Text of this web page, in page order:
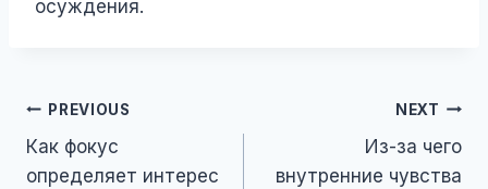
осуждения.
PREVIOUS
Как фокус
определяет интерес
NEXT
Из-за чего
внутренние чувства